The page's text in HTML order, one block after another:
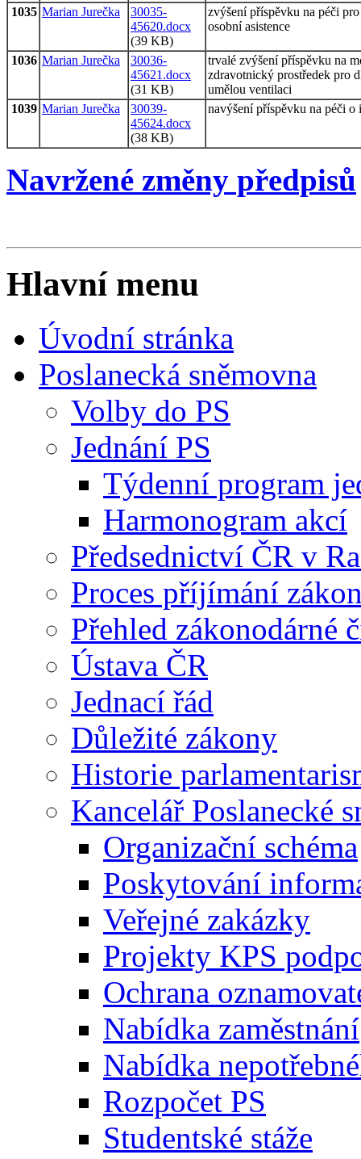
1035 Marian Jurečka
30035-
45620.docx
(39 KB)
zvýšení příspěvku na péči
osobní asistence
1036 Marian Jurečka
30036-
45621.docx
(31 KB)
trvalé zvýšení příspěvku na
zdravotnický prostředek pro
umělou ventilaci
1039 Marian Jurečka
30039-
45624.docx
(38 KB)
navýšení příspěvku na péči o
Navržené změny předpisů
Hlavní menu
Úvodní stránka
Poslanecká sněmovna
Volby do PS
Jednání PS
Týdenní program
Harmonogram akcí
Předsednictví ČR v
Proces příjímání
Přehled zákonodárné
Ústava ČR
Jednací řád
Důležité zákony
Historie
Kancelář Poslanecké
Organizační schéma
Poskytování
Veřejné zakázky
Projekty KPS
Ochrana
Nabídka zaměstnání
Nabídka
Rozpočet PS
Studentské stáže